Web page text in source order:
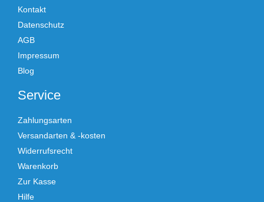
Kontakt
Datenschutz
AGB
Impressum
Blog
Service
Zahlungsarten
Versandarten & -kosten
Widerrufsrecht
Warenkorb
Zur Kasse
Hilfe